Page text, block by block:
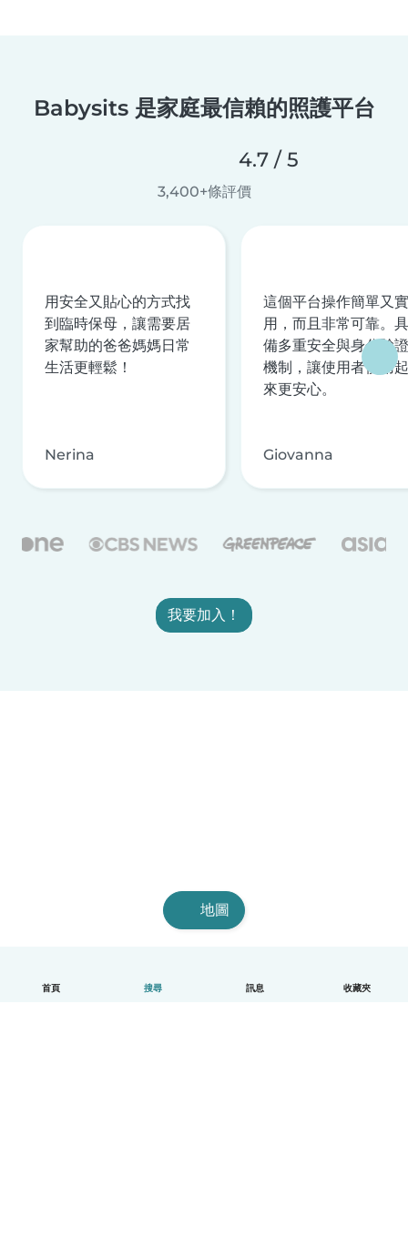
首頁 搜尋 訊息 收藏夾
Babysits 是家庭最信賴的照護平台
4.7 / 5
3,400+條評價
用安全又貼心的方式找
到臨時保母，讓需要居
家幫助的爸爸媽媽日常
生活更輕鬆！
Nerina
這個平台操作簡單又實
用，而且非常可靠。具
備多重安全與身分驗證
機制，讓使用者使用起
來更安心。
Giovanna
我要加入！
地圖